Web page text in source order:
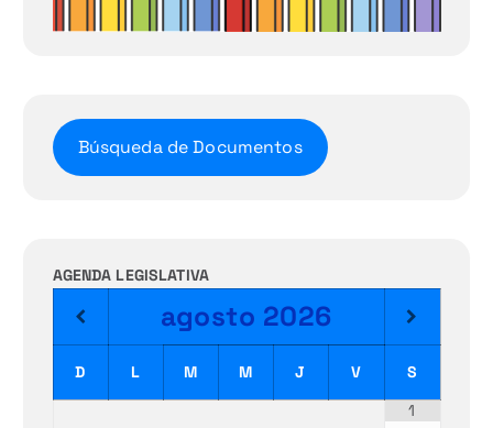
Búsqueda de Documentos
AGENDA LEGISLATIVA
agosto 2026
D L M M J V
S
1